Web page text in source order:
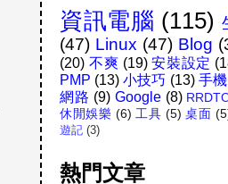
資訊電腦 (115)
(47) Linux (47) Blog
(20) 不爽 (19) 安裝設定
PMP (13) 小技巧 (13) 手機
網路 (9) Google (8)
休閒娛樂 (6) 工具 (5) 桌面
遊記 (3)
熱門文章